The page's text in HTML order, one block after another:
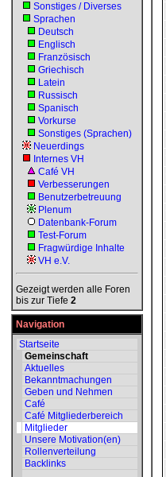
Sonstiges / Diverses
Sprachen
Deutsch
Englisch
Französisch
Griechisch
Latein
Russisch
Spanisch
Vorkurse
Sonstiges (Sprachen)
Neuerdings
Internes VH
Café VH
Verbesserungen
Benutzerbetreuung
Plenum
Datenbank-Forum
Test-Forum
Fragwürdige Inhalte
VH e.V.
Gezeigt werden alle Foren
bis zur Tiefe 2
Navigation
Startseite
Gemeinschaft
Aktuelles
Bekanntmachungen
Geben und Nehmen
Café
Café Mitgliederbereich
Mitglieder
Unsere Motivation(en)
Rollenverteilung
Backlinks